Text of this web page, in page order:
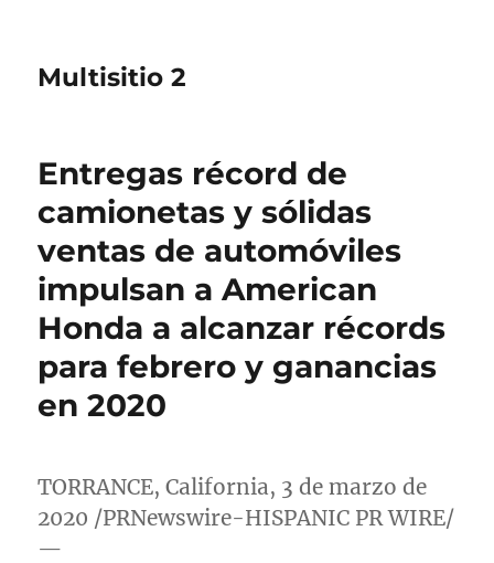
Multisitio 2
Entregas récord de
camionetas y sólidas
ventas de automóviles
impulsan a American
Honda a alcanzar récords
para febrero y ganancias
en 2020
TORRANCE, California, 3 de marzo de
2020 /PRNewswire-HISPANIC PR WIRE/
—